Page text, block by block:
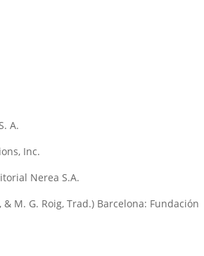
A.
Inc.
Nerea S.A.
& M. G. Roig, Trad.) Barcelona: Fundación